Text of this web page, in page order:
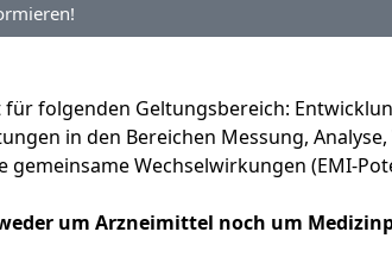
folgenden Geltungsbereich:
in den Bereichen Messung,
Wechselwirkungen (EMI-
um Arzneimittel noch um